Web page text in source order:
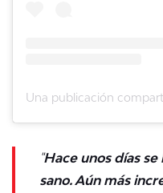
"Hace unos días
sano. Aún más